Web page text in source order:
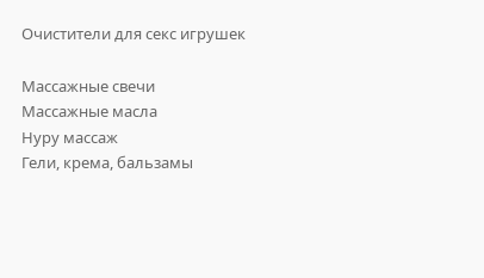
Очистители для секс игрушек
Массажные свечи
Массажные масла
Нуру массаж
Гели, крема, бальзамы